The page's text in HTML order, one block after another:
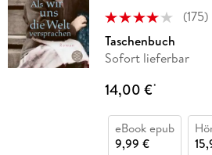
(175)
Taschenbuch
Sofort lieferbar
14,00 €*
eBook epub
9,99 €